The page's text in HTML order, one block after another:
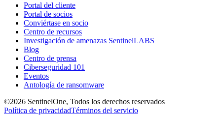
Portal del cliente
Portal de socios
Conviértase en socio
Centro de recursos
Investigación de amenazas SentinelLABS
Blog
Centro de prensa
Ciberseguridad 101
Eventos
Antología de ransomware
©2026 SentinelOne, Todos los derechos reservados
Política de privacidadTérminos del servicio